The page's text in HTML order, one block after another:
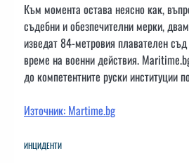
Към момента остава неясно как,
съдебни и обезпечителни мерки,
изведат 84-метровия плавателен
време на военни действия.
до компетентните руски институции
Източник: Martime.bg
ИНЦИДЕНТИ